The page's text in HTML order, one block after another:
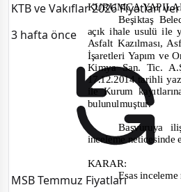
KTB ve Vakıflar 2026 Fiyatları
3 hafta önce
MSB Temmuz Fiyatları
KURUMCA
Beşiktaş
açık ihale usulüile
Asfalt Kazılması,
İşaretleri Yapım ve
Kimya San. Tic.
17.12.2014 tarihli
ile Kurum
bulunulmuştur.
Başvuruya
inceleme
KARAR:
Esas